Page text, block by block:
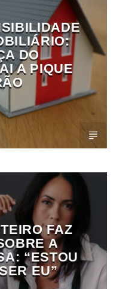
DO
A PIQUE
FAZ
A
“ESTOU
EU”